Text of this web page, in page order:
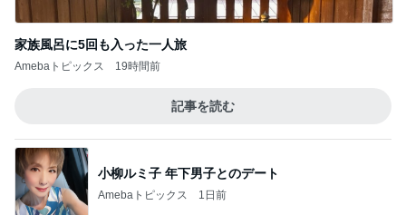
家族風呂に5回も入った一人旅
Amebaトピックス 19時間前
記事を読む
小柳ルミ子 年下男子とのデート
Amebaトピックス 1日前